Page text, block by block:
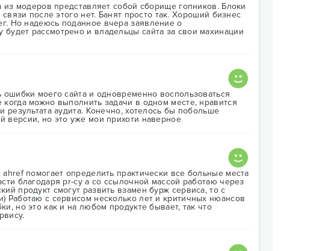
из модеров представляет собой сборище гопников. Блоки
после этого нет. Банят просто так. Хороший бизнес
Но надеюсь поданное вчера заявление о
рассмотрено и владельцы сайта за свои махинации
моего сайта и одновременно воспользоваться
можно выполнить задачи в одном месте, нравится
результата аудита. Конечно, хотелось бы побольше
версии, но это уже мои прихоти наверное
помогает определить практически все больные места
благодаря pr-cy а со ссылочной массой работаю через
продукт смогут развить взамен бурж сервиса, то с
Работаю с сервисом несколько лет и критичных нюансов
но это как и на любом продукте бывает, так что